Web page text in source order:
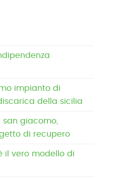
impianto di
della sicilia
san giacomo,
di recupero
il vero modello di